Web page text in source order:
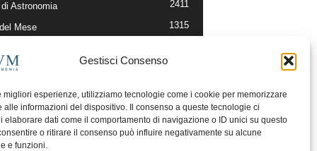
Gestisci Consenso
migliori esperienze, utilizziamo tecnologie come i cookie per memorizzare
alle informazioni del dispositivo. Il consenso a queste tecnologie ci
elaborare dati come il comportamento di navigazione o ID unici su questo
o ritirare il consenso può influire negativamente su alcune
e funzioni.
di Astronomia 2411
Mese 1315
e Risorse On-Line
della Redazione